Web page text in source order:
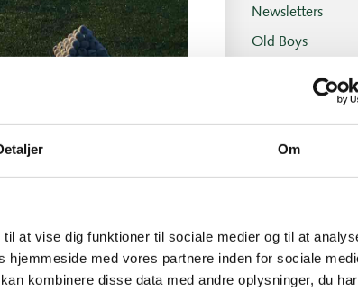
Om
at vise dig funktioner til sociale medier og til at
med vores partnere inden for sociale
kombinere disse data med andre oplysninger, du
Inge Udsen, A-row, Anne
Newsletters
Old Boys